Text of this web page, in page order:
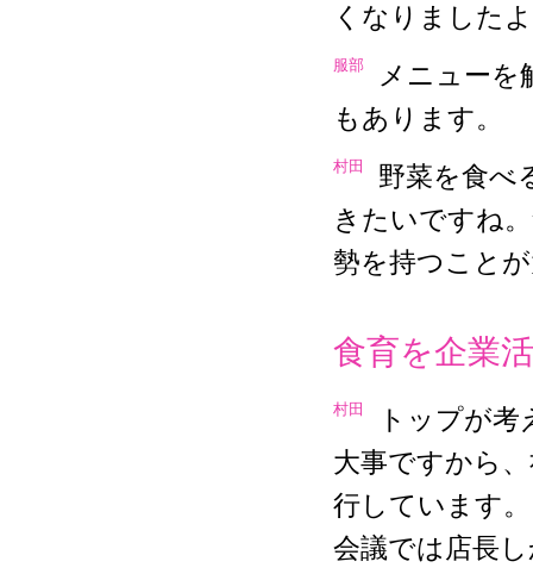
くなりました
服部
メニューを
もあります。
村田
野菜を食べ
きたいですね
勢を持つこと
食育を企業
村田
トップが
大事ですから
行しています
会議では店長